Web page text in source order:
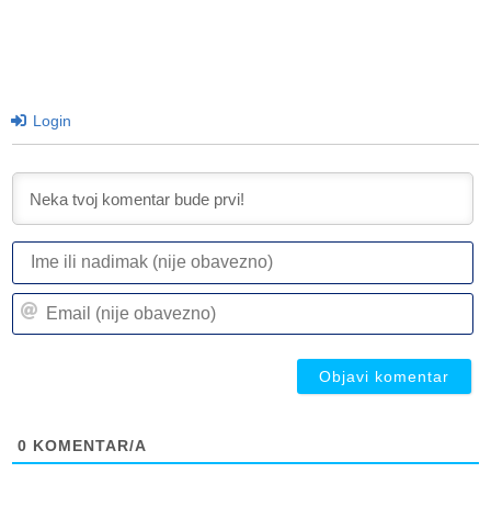
Login
0 KOMENTAR/A